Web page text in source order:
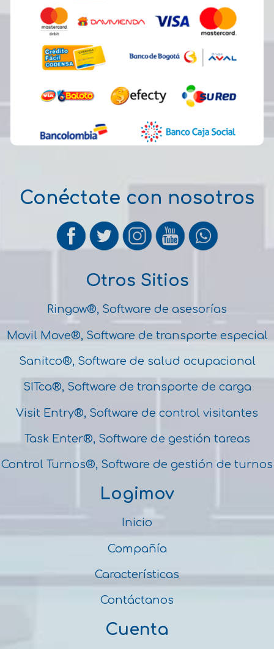
Conéctate con nosotros
Otros Sitios
Ringow®, Software de asesorías
Movil Move®, Software de transporte especial
Sanitco®, Software de salud ocupacional
SITca®, Software de transporte de carga
Visit Entry®, Software de control visitantes
Task Enter®, Software de gestión tareas
Control Turnos®, Software de gestión de turnos
Logimov
Inicio
Compañía
Características
Contáctanos
Cuenta